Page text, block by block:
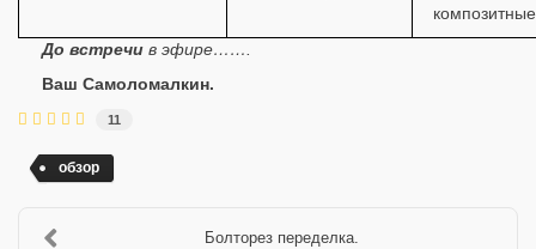
До встречи в эфире…….
Ваш Самоломалкин.
11
обзор
Болторез переделка.